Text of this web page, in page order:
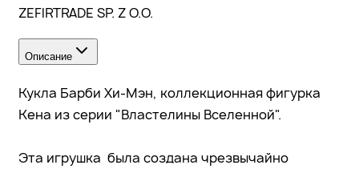
ZEFIRTRADE SP. Z O.O.
Описание
Кукла Барби Хи-Мэн, коллекционная фигурка
Кена из серии "Властелины Вселенной".
Эта игрушка была создана чрезвычайно